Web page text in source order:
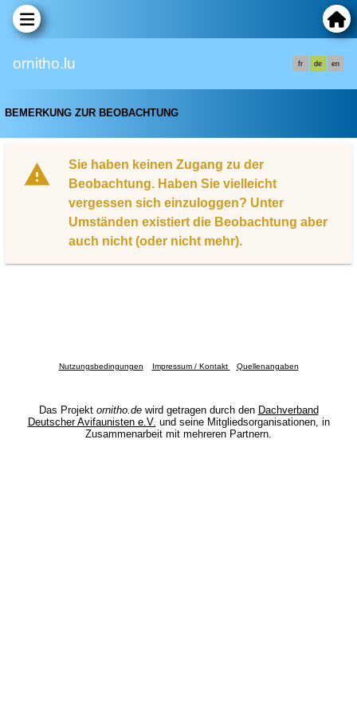
ornitho.lu fr de en
BEMERKUNG ZUR BEOBACHTUNG
Sie haben keinen Zugang zu der
Beobachtung. Haben Sie vielleicht
vergessen sich einzuloggen? Unter
Umständen existiert die Beobachtung aber
auch nicht (oder nicht mehr).
Nutzungsbedingungen Impressum / Kontakt Quellenangaben
Das Projekt ornitho.dewird getragen durch den Dachverband
Deutscher Avifaunisten e.V. und seine Mitgliedsorganisationen, in
Zusammenarbeit mit mehreren Partnern.